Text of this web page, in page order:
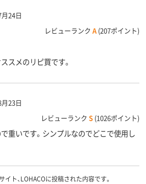
24日
レビューランク A (207ポイント)
スメのリピ買です。
23日
レビューランク S (1026ポイント)
重いです。シンプルなのでどこで使用し
ト、LOHACOに投稿された内容です。